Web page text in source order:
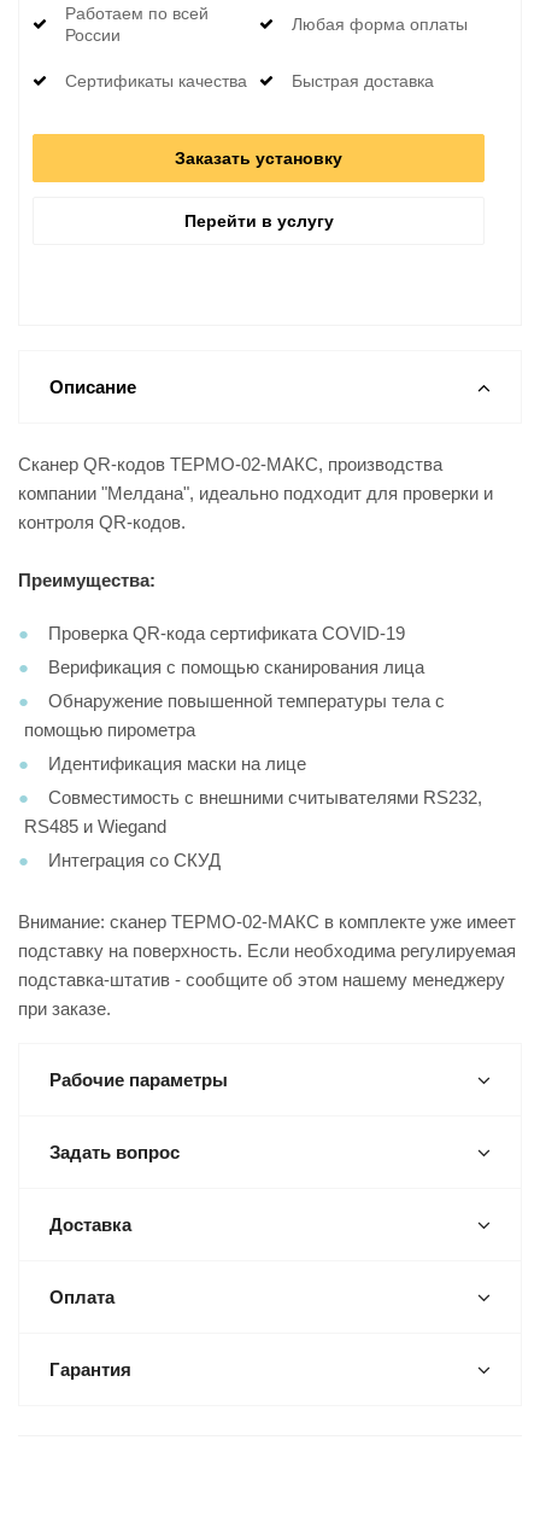
Работаем по всей
России
Любая форма оплаты
Сертификаты качества Быстрая доставка
Заказать установку
Перейти в услугу
Описание
Сканер QR-кодов ТЕРМО-02-МАКС, производства
компании "Мелдана", идеально подходит для проверки и
контроля QR-кодов.
Преимущества:
Проверка QR-кода сертификата COVID-19
Верификация с помощью сканирования лица
Обнаружение повышенной температуры тела с
помощью пирометра
Идентификация маски на лице
Совместимость с внешними считывателями RS232,
RS485 и Wiegand
Интеграция со СКУД
Внимание: сканер ТЕРМО-02-МАКС в комплекте уже имеет
подставку на поверхность. Если необходима регулируемая
подставка-штатив - сообщите об этом нашему менеджеру
при заказе.
Рабочие параметры
Задать вопрос
Доставка
Оплата
Гарантия